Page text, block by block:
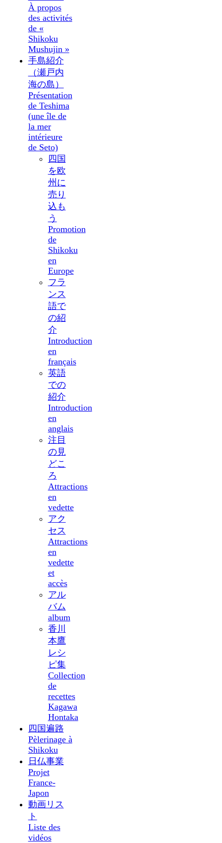
À propos
des activités
de «
Shikoku
Mushujin »
手島紹介
（瀬戸内
海の島）
Présentation
de Teshima
(une île de
la mer
intérieure
de Seto)
四国
を欧
州に
売り
込も
う
Promotion
de
Shikoku
en
Europe
フラ
ンス
語で
の紹
介
Introduction
en
français
英語
での
紹介
Introduction
en
anglais
注目
の見
どこ
ろ
Attractions
en
vedette
アク
セス
Attractions
en
vedette
et
accès
アル
バム
album
香川
本鷹
レシ
ピ集
Collection
de
recettes
Kagawa
Hontaka
四国遍路
Pèlerinage à
Shikoku
日仏事業
Projet
France-
Japon
動画リス
ト
Liste des
vidéos